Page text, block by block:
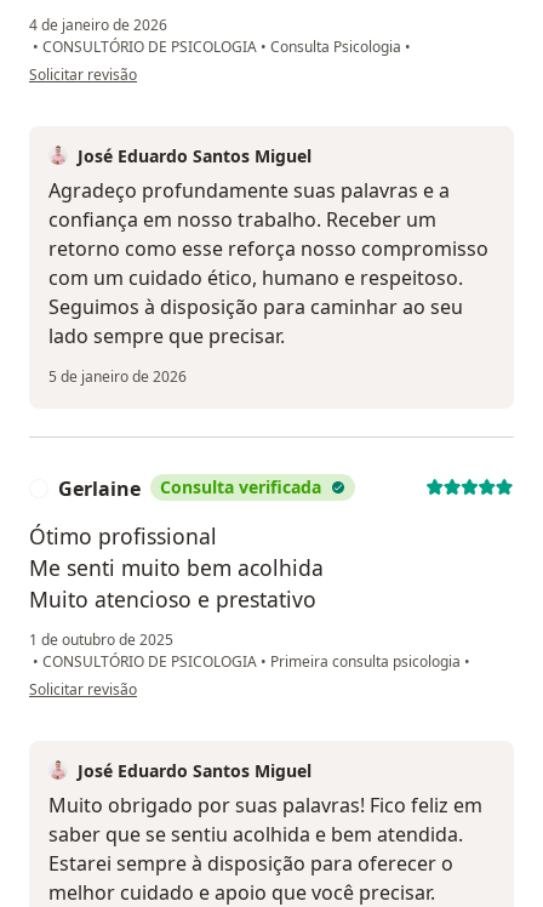
4 de janeiro de 2026
• CONSULTÓRIO DE PSICOLOGIA • Consulta Psicologia •
na opinião do utilizador Ana Claudia Fukishima
Solicitar revisão
José Eduardo Santos Miguel
Agradeço profundamente suas palavras e a
confiança em nosso trabalho. Receber um
retorno como esse reforça nosso compromisso
com um cuidado ético, humano e respeitoso.
Seguimos à disposição para caminhar ao seu
lado sempre que precisar.
5 de janeiro de 2026
Gerlaine Consulta verificada
Ótimo profissional
Me senti muito bem acolhida
Muito atencioso e prestativo
1 de outubro de 2025
• CONSULTÓRIO DE PSICOLOGIA • Primeira consulta psicologia •
na opinião do utilizador Gerlaine
Solicitar revisão
José Eduardo Santos Miguel
Muito obrigado por suas palavras! Fico feliz em
saber que se sentiu acolhida e bem atendida.
Estarei sempre à disposição para oferecer o
melhor cuidado e apoio que você precisar.